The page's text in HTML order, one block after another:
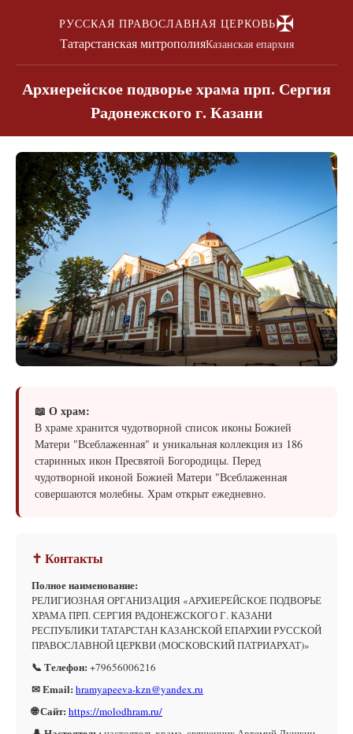
РУССКАЯ ПРАВОСЛАВНАЯ ЦЕРКОВЬ✠
Татарстанская митрополияКазанская епархия
Архиерейское подворье храма прп. Сергия
Радонежского г. Казани
📖 О храм:
В храме хранится чудотворной список иконы Божией
Матери "Всеблаженная" и уникальная коллекция из 186
старинных икон Пресвятой Богородицы. Перед
чудотворной иконой Божией Матери "Всеблаженная
совершаются молебны. Храм открыт ежедневно.
✝ Контакты
Полное наименование:
РЕЛИГИОЗНАЯ ОРГАНИЗАЦИЯ «АРХИЕРЕЙСКОЕ ПОДВОРЬЕ
ХРАМА ПРП. СЕРГИЯ РАДОНЕЖСКОГО Г. КАЗАНИ
РЕСПУБЛИКИ ТАТАРСТАН КАЗАНСКОЙ ЕПАРХИИ РУССКОЙ
ПРАВОСЛАВНОЙ ЦЕРКВИ (МОСКОВСКИЙ ПАТРИАРХАТ)»
📞 Телефон: +79656006216
✉ Email: hramyapeeva-kzn@yandex.ru
🌐 Сайт: https://molodhram.ru/